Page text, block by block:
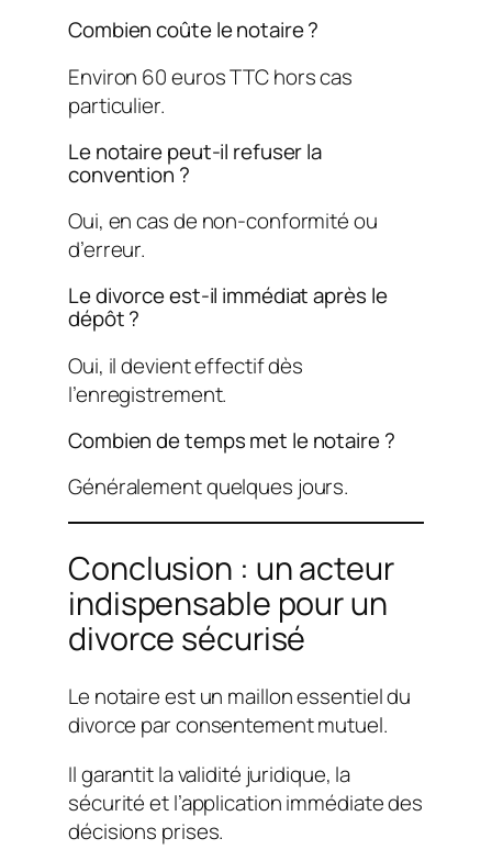
Combien coûte le notaire ?
Environ 60 euros TTC hors cas
particulier.
Le notaire peut-il refuser la
convention ?
Oui, en cas de non-conformité ou
d’erreur.
Le divorce est-il immédiat après le
dépôt ?
Oui, il devient effectif dès
l’enregistrement.
Combien de temps met le notaire ?
Généralement quelques jours.
Conclusion : un acteur
indispensable pour un
divorce sécurisé
Le notaire est un maillon essentiel du
divorce par consentement mutuel.
Il garantit la validité juridique, la
sécurité et l’application immédiate des
décisions prises.